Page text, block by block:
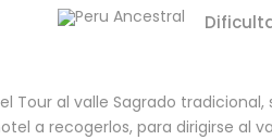
Tour al valle Sagrado
a recogerlos, para dirigirse al